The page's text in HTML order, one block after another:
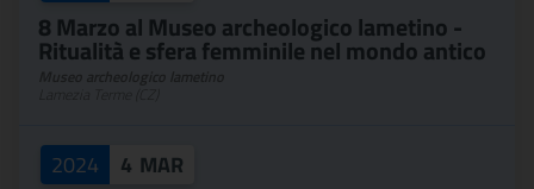
8 Marzo al Museo archeologico lametino -
Ritualità e sfera femminile nel mondo antico
2024 4 MAR